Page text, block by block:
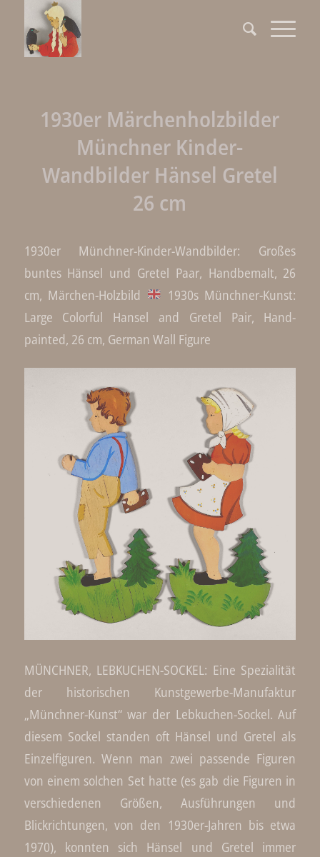
1930er Märchenholzbilder
Münchner Kinder-
Wandbilder Hänsel Gretel
26 cm
1930er Münchner-Kinder-Wandbilder: Großes
buntes Hänsel und Gretel Paar, Handbemalt, 26
cm, Märchen-Holzbild
1930s Münchner-Kunst:
Large Colorful Hansel and Gretel Pair, Hand-
painted, 26 cm, German Wall Figure
MÜNCHNER, LEBKUCHEN-SOCKEL: Eine Spezialität
der historischen Kunstgewerbe-Manufaktur
„Münchner-Kunst“ war der Lebkuchen-Sockel. Auf
diesem Sockel standen oft Hänsel und Gretel als
Einzelfiguren. Wenn man zwei passende Figuren
von einem solchen Set hatte (es gab die Figuren in
verschiedenen Größen, Ausführungen und
Blickrichtungen, von den 1930er-Jahren bis etwa
1970), konnten sich Hänsel und Gretel immer